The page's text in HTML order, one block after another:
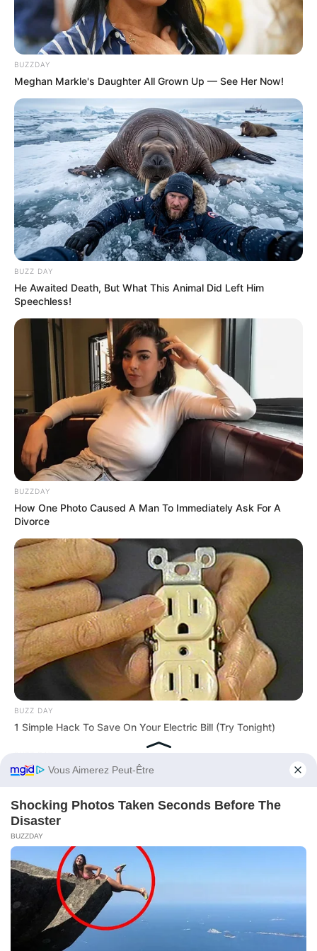
BUZZDAY
Meghan Markle's Daughter All Grown Up — See Her Now!
BUZZ DAY
He Awaited Death, But What This Animal Did Left Him
Speechless!
BUZZDAY
How One Photo Caused A Man To Immediately Ask For A
Divorce
BUZZ DAY
1 Simple Hack To Save On Your Electric Bill (Try Tonight)
Colorado Elk's Surprising Response After Being Freed From
Before You Go